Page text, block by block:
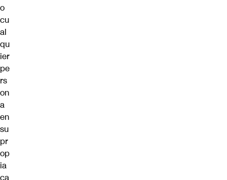
o
cu
al
qu
ier
pe
rs
on
a
en
su
pr
op
ia